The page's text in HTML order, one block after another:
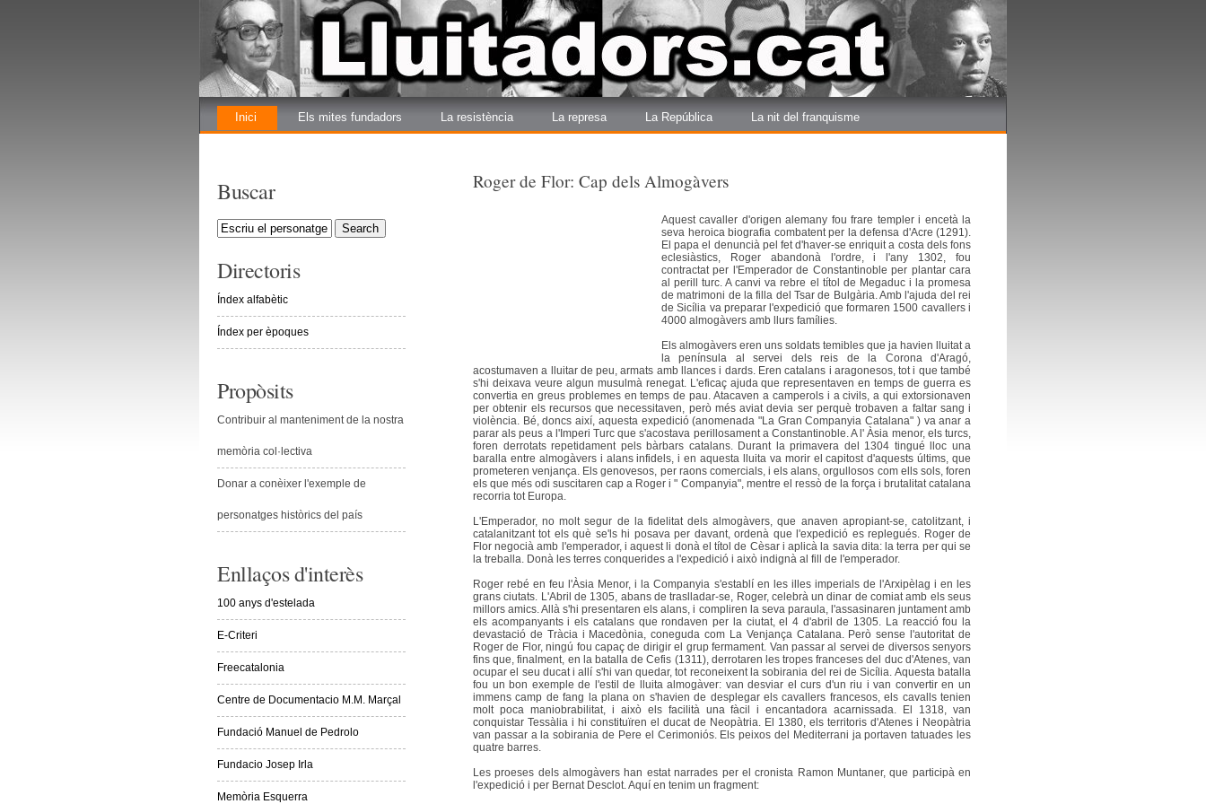
Inici Els mites fundadors La resistència La represa La República
La nit del franquisme
Roger de Flor: Cap dels Almogàvers
Aquest cavaller d'origen alemany fou frare templer i encetà la
seva heroica biografia combatent per la defensa d'Acre (1291).
El papa el denuncià pel fet d'haver-se enriquit a costa dels fons
eclesiàstics, Roger abandonà l'ordre, i l'any 1302, fou
contractat per l'Emperador de Constantinoble per plantar cara
al perill turc. A canvi va rebre el títol de Megaduc i la promesa
de matrimoni de la filla del Tsar de Bulgària. Amb l'ajuda del rei
de Sicília va preparar l'expedició que formaren 1500 cavallers i
4000 almogàvers amb llurs famílies.
Els almogàvers eren uns soldats temibles que ja havien lluitat a
la península al servei dels reis de la Corona d'Aragó,
acostumaven a lluitar de peu, armats amb llances i dards. Eren catalans i aragonesos, tot i que també
s'hi deixava veure algun musulmà renegat. L'eficaç ajuda que representaven en temps de guerra es
convertia en greus problemes en temps de pau. Atacaven a camperols i a civils, a qui extorsionaven
per obtenir els recursos que necessitaven, però més aviat devia ser perquè trobaven a faltar sang i
violència. Bé, doncs així, aquesta expedició (anomenada "La Gran Companyia Catalana" ) va anar a
parar als peus a l'Imperi Turc que s'acostava perillosament a Constantinoble. A l' Àsia menor, els turcs,
foren derrotats repetidament pels bàrbars catalans. Durant la primavera del 1304 tingué lloc una
baralla entre almogàvers i alans infidels, i en aquesta lluita va morir el capitost d'aquests últims, que
prometeren venjança. Els genovesos, per raons comercials, i els alans, orgullosos com ells sols, foren
els que més odi suscitaren cap a Roger i " Companyia", mentre el ressò de la força i brutalitat catalana
recorria tot Europa.
L'Emperador, no molt segur de la fidelitat dels almogàvers, que anaven apropiant-se, catolitzant, i
catalanitzant tot els què se'ls hi posava per davant, ordenà que l'expedició es replegués. Roger de
Flor negocià amb l'emperador, i aquest li donà el títol de Cèsar i aplicà la savia dita: la terra per qui se
la treballa. Donà les terres conquerides a l'expedició i això indignà al fill de l'emperador.
Roger rebé en feu l'Àsia Menor, i la Companyia s'establí en les illes imperials de l'Arxipèlag i en les
grans ciutats. L'Abril de 1305, abans de traslladar-se, Roger, celebrà un dinar de comiat amb els seus
millors amics. Allà s'hi presentaren els alans, i compliren la seva paraula, l'assasinaren juntament amb
els acompanyants i els catalans que rondaven per la ciutat, el 4 d'abril de 1305. La reacció fou la
devastació de Tràcia i Macedònia, coneguda com La Venjança Catalana. Però sense l'autoritat de
Roger de Flor, ningú fou capaç de dirigir el grup fermament. Van passar al servei de diversos senyors
fins que, finalment, en la batalla de Cefis (1311), derrotaren les tropes franceses del duc d'Atenes, van
ocupar el seu ducat i allí s'hi van quedar, tot reconeixent la sobirania del rei de Sicília. Aquesta batalla
fou un bon exemple de l'estil de lluita almogàver: van desviar el curs d'un riu i van convertir en un
immens camp de fang la plana on s'havien de desplegar els cavallers francesos, els cavalls tenien
molt poca maniobrabilitat, i això els facilità una fàcil i encantadora acarnissada. El 1318, van
conquistar Tessàlia i hi constituïren el ducat de Neopàtria. El 1380, els territoris d'Atenes i Neopàtria
van passar a la sobirania de Pere el Cerimoniós. Els peixos del Mediterrani ja portaven tatuades les
quatre barres.
Les proeses dels almogàvers han estat narrades per el cronista Ramon Muntaner, que participà en
l'expedició i per Bernat Desclot. Aquí en tenim un fragment:
Buscar
Directoris
Índex alfabètic
Índex per èpoques
Propòsits
Contribuir al manteniment de la nostra
memòria col·lectiva
Donar a conèixer l'exemple de
personatges històrics del país
Enllaços d'interès
100 anys d'estelada
E-Criteri
Freecatalonia
Centre de Documentacio M.M. Marçal
Fundació Manuel de Pedrolo
Fundacio Josep Irla
Memòria Esquerra